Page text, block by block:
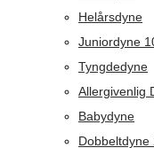
Helårsdyne
Juniordyne
Tyngdedyne
Allergivenlig
Babydyne
Dobbeltdyne